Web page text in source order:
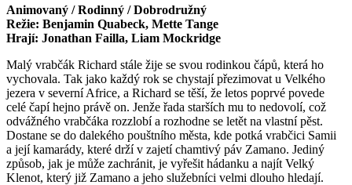
Animovaný / Rodinný / Dobrodružný
Režie: Benjamin Quabeck, Mette Tange
Hrají: Jonathan Failla, Liam Mockridge
Malý vrabčák Richard stále žije se svou rodinkou čápů, která ho
vychovala. Tak jako každý rok se chystají přezimovat u Velkého
jezera v severní Africe, a Richard se těší, že letos poprvé povede
celé čapí hejno právě on. Jenže řada starších mu to nedovolí, což
odvážného vrabčáka rozzlobí a rozhodne se letět na vlastní pěst.
Dostane se do dalekého pouštního města, kde potká vrabčici Samii
a její kamarády, které drží v zajetí chamtivý páv Zamano. Jediný
způsob, jak je může zachránit, je vyřešit hádanku a najít Velký
Klenot, který již Zamano a jeho služebníci velmi dlouho hledají.